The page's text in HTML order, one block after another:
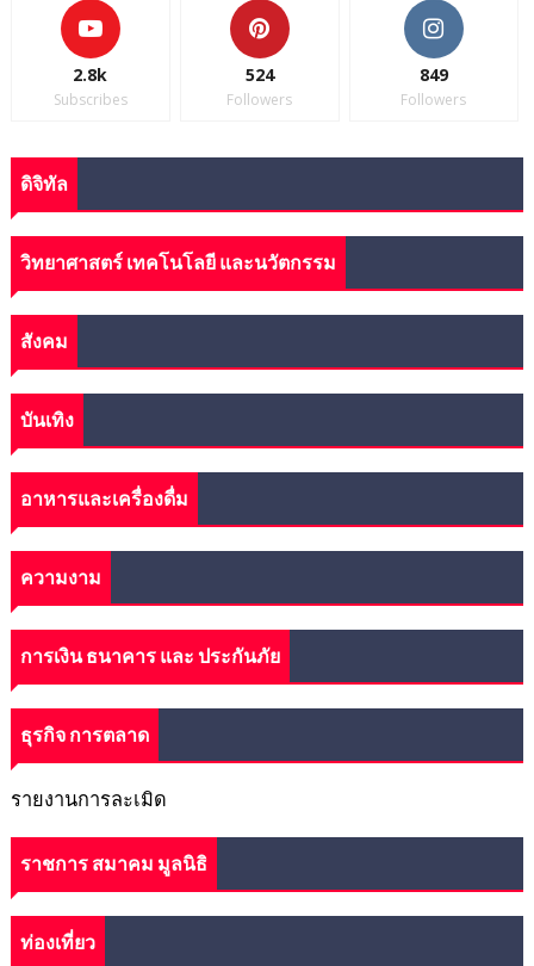
2.8k
Subscribes
524
Followers
849
Followers
ดิจิทัล
วิทยาศาสตร์ เทคโนโลยี และนวัตกรรม
สังคม
บันเทิง
อาหารและเครื่องดื่ม
ความงาม
การเงิน ธนาคาร และ ประกันภัย
ธุรกิจ การตลาด
รายงานการละเมิด
ราชการ สมาคม มูลนิธิ
ท่องเที่ยว